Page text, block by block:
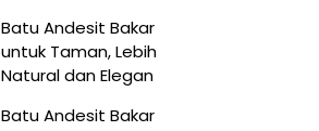
Batu Andesit Bakar
untuk Taman, Lebih
Natural dan Elegan
Batu Andesit Bakar